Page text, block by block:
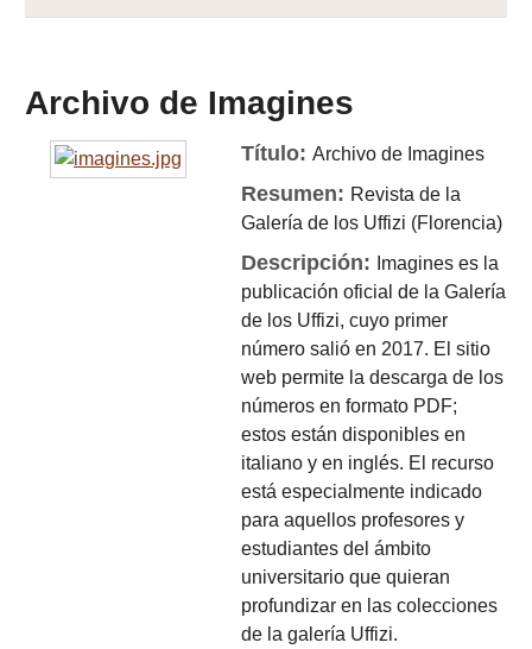
Archivo de Imagines
Título:Archivo de Imagines
Resumen: Revista de la
Galería de los Uffizi (Florencia)
Descripción:
Imagines es la
publicación oficial de la Galería
de los Uffizi, cuyo primer
número salió en 2017. El sitio
web permite la descarga de los
números en formato PDF;
estos están disponibles en
italiano y en inglés. El recurso
está especialmente indicado
para aquellos profesores y
estudiantes del ámbito
universitario que quieran
profundizar en las colecciones
de la galería Uffizi.